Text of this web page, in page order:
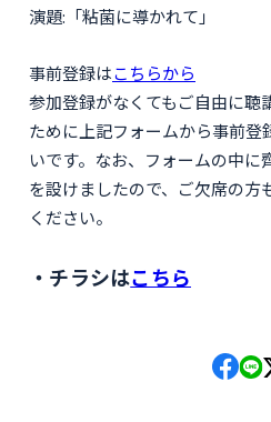
演題:「粘菌に導かれて」
事前登録はこちらから
参加登録がなくてもご自由に聴
ために上記フォームから事前
いです。なお、フォームの中
を設けましたので、ご欠席の方
ください。
チラシはこちら